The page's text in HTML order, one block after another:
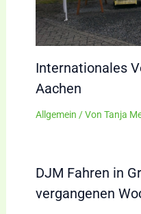
Internationales
Aachen
Allgemein / Von Tanja
DJM Fahren in
vergangenen